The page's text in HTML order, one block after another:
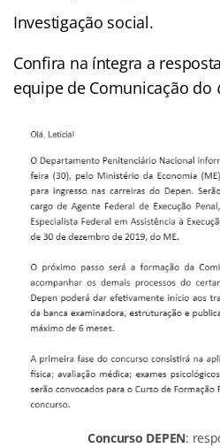
Investigação social.
Confira na íntegra a
equipe de Comunicação do
Concurso DEPEN: